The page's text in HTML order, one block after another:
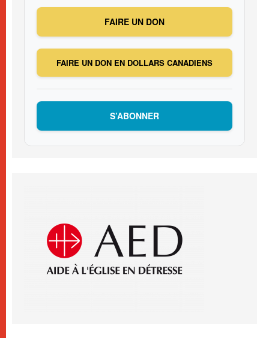
FAIRE UN DON
FAIRE UN DON EN DOLLARS CANADIENS
S’ABONNER